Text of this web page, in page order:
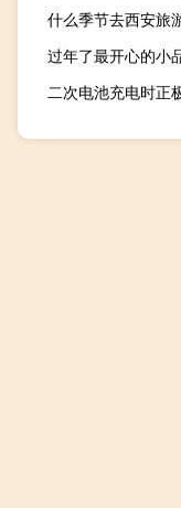
什么季节去西安旅
过年了最开心的小
二次电池充电时正